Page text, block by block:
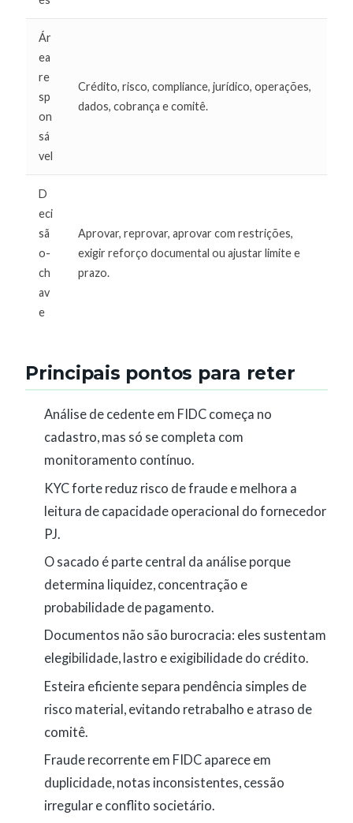
Ár
ea
re
sp
on
sá
vel
Crédito, risco, compliance, jurídico, operações,
dados, cobrança e comitê.
D
eci
sã
o-
ch
av
e
Aprovar, reprovar, aprovar com restrições,
exigir reforço documental ou ajustar limite e
prazo.
Principais pontos para reter
Análise de cedente em FIDC começa no
cadastro, mas só se completa com
monitoramento contínuo.
KYC forte reduz risco de fraude e melhora a
leitura de capacidade operacional do fornecedor
PJ.
O sacado é parte central da análise porque
determina liquidez, concentração e
probabilidade de pagamento.
Documentos não são burocracia: eles sustentam
elegibilidade, lastro e exigibilidade do crédito.
Esteira eficiente separa pendência simples de
risco material, evitando retrabalho e atraso de
comitê.
Fraude recorrente em FIDC aparece em
duplicidade, notas inconsistentes, cessão
irregular e conflito societário.